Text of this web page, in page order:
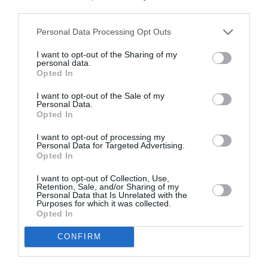
Personal Data Processing Opt Outs
I want to opt-out of the Sharing of my
personal data.
Opted In
I want to opt-out of the Sale of my
Personal Data.
Opted In
I want to opt-out of processing my
Personal Data for Targeted Advertising.
Opted In
I want to opt-out of Collection, Use,
Retention, Sale, and/or Sharing of my
Personal Data that Is Unrelated with the
Purposes for which it was collected.
Opted In
CONFIRM
corespundă cu cerințele acestui certificat unic”, a
spus Vălean.
După ce baza de date va fi disponibilă, iar platforma
cetățenii României vor putea solicita eliberarea
certificatului verde fie in formal electronic (să-l poată
arăta direct de pe telefonul mobil), fie pe hârtie, după
modelul actualului buletin emis după vaccinare.
Reamintim că și Comitetul Național de Coordonare a
Activităților de vaccinare a anunțat, miercuri, că
adeverința electronică verde va acoperi trei tipuri de
adeverințe – adeverințele de vaccinare, adeverințele
privind testarea pentru SARS-CoV-2 (prin teste RT-